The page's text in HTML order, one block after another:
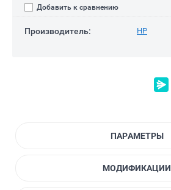
Добавить к сравнению
Производитель: HP
ПАРАМЕТРЫ
МОДИФИКАЦИИ